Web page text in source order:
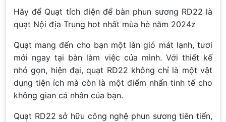
Hãy để Quạt tích điện để bàn phun sương RD22 là
quạt Nội địa Trung hot nhất mùa hè năm 2024z
Quạt mang đến cho bạn một làn gió mát lạnh, tươi
mới ngay tại bàn làm việc của mình. Với thiết kế
nhỏ gọn, hiện đại, quạt RD22 không chỉ là một vật
dụng tiện ích mà còn là một điểm nhấn tinh tế cho
không gian cá nhân của bạn.
Quạt RD22 sở hữu công nghệ phun sương tiên tiến,